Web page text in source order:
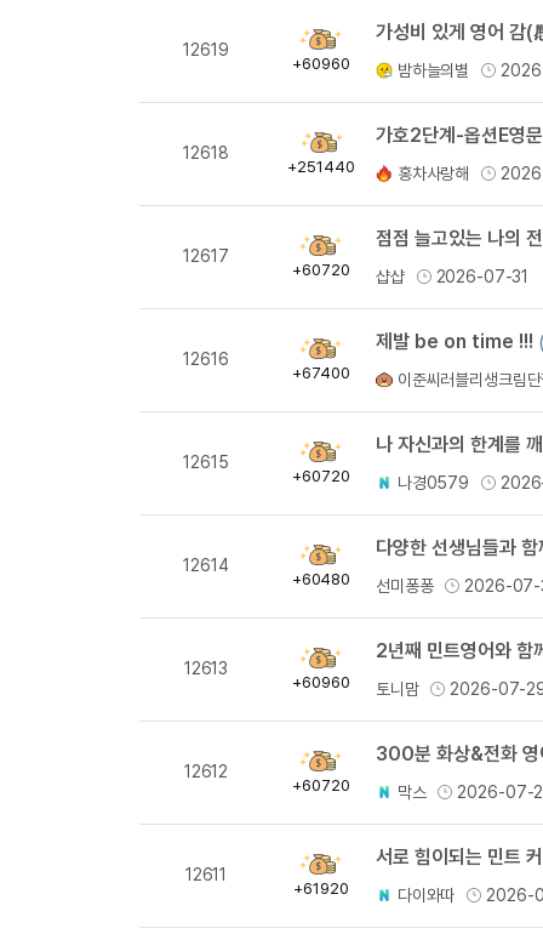
12619
획
득
+60960
가성비 있게 영어 감(
밤하늘의별
12618
획
득
+251440 홍차사랑해
12617
획
득
+60720
점점 늘고있는 나의
샵샵 2026-07-31
12616
획
득
+67400
제발 be on time !!!
이준씨러블리생크림
12615
획
득
+60720
나 자신과의 한계를
나경0579
12614
획
득
+60480
다양한 선생님들과
선미퐁퐁 2026-
12613
획
득
+60960
2년째 민트영어와 함
토니맘 2026-07-
12612
획
득
+60720
300분 화상&전화 영
막스 2026-07-
12611
획
득
+61920
서로 힘이되는 민트
다이와따 2026-